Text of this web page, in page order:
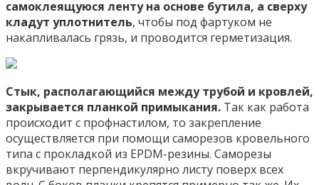
самоклеящуюся ленту на основе бутила, а сверху
кладут уплотнитель, чтобы под фартуком не
накапливалась грязь, и проводится герметизация.
Стык, располагающийся между трубой и кровлей,
закрывается планкой примыкания. Так как работа
происходит с профнастилом, то закрепление
осуществляется при помощи саморезов кровельного
типа с прокладкой из EPDM-резины. Саморезы
вкручивают перпендикулярно листу поверх всех